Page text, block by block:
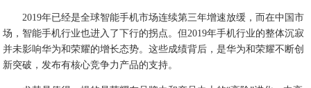
2019年已经是全球智能手机市场连续第三年增速放缓，而在中国市
场，智能手机行业也进入了下行的拐点。但2019年手机行业的整体沉寂
并未影响华为和荣耀的增长态势。这些成绩背后，是华为和荣耀不断创
新突破，发布有核心竞争力产品的支持。